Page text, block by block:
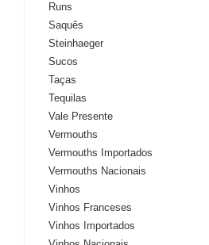
Runs
Saquês
Steinhaeger
Sucos
Taças
Tequilas
Vale Presente
Vermouths
Vermouths Importados
Vermouths Nacionais
Vinhos
Vinhos Franceses
Vinhos Importados